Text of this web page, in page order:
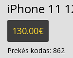
iPhone 11
130.00€
Prekės kodas: 862